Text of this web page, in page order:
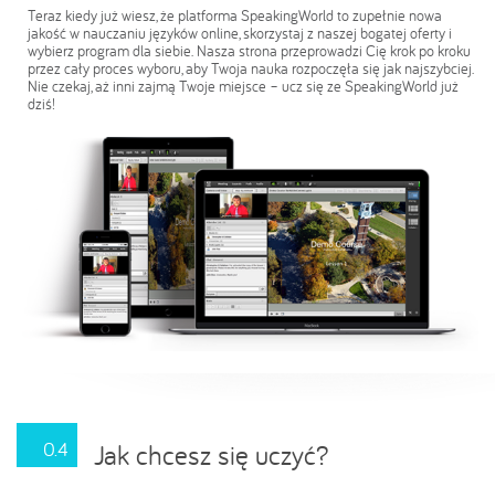
Teraz kiedy już wiesz, że platforma SpeakingWorld to zupełnie nowa
jakość w nauczaniu języków online, skorzystaj z naszej bogatej oferty i
wybierz program dla siebie. Nasza strona przeprowadzi Cię krok po kroku
przez cały proces wyboru, aby Twoja nauka rozpoczęła się jak najszybciej.
Nie czekaj, aż inni zajmą Twoje miejsce – ucz się ze SpeakingWorld już
dziś!
0.4 Jak chcesz się uczyć?